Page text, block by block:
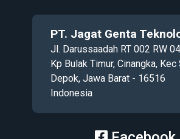
PT. Jagat Genta
Jl. Darussaadah RT 002 RW
Kp Bulak Timur, Cinangka, Kec
Depok, Jawa Barat - 16516
Indonesia